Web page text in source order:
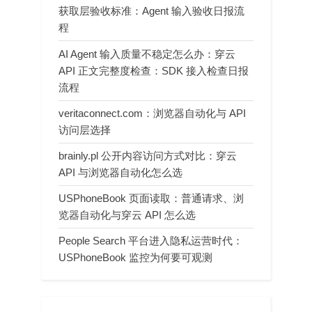
获取层验收标准：Agent 输入验收日报流
程
AI Agent 输入质量不稳定怎么办：穿云
API 正文完整度检查：SDK 接入检查日报
流程
veritaconnect.com：浏览器自动化与 API
访问层选择
brainly.pl 公开内容访问方式对比：穿云
API 与浏览器自动化怎么选
USPhoneBook 页面读取：普通请求、浏
览器自动化与穿云 API 怎么选
People Search 平台进入隐私运营时代：
USPhoneBook 监控为何要可观测